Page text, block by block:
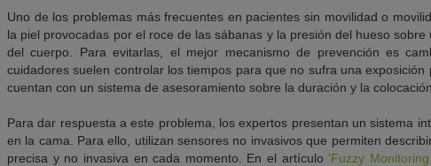
Uno de los problemas más frecuentes en pacientes sin movilidad o
la piel provocadas por el roce de las sábanas y la presión del hueso
del cuerpo. Para evitarlas, el mejor mecanismo de prevención es
cuidadores suelen controlar los tiempos para que no sufra una
cuentan con un sistema de asesoramiento sobre la duración y la
Para dar respuesta a este problema, los expertos presentan un sistema
en la cama. Para ello, utilizan sensores no invasivos que permiten
precisa y no invasiva en cada momento. En el artículo ‘Fuzzy